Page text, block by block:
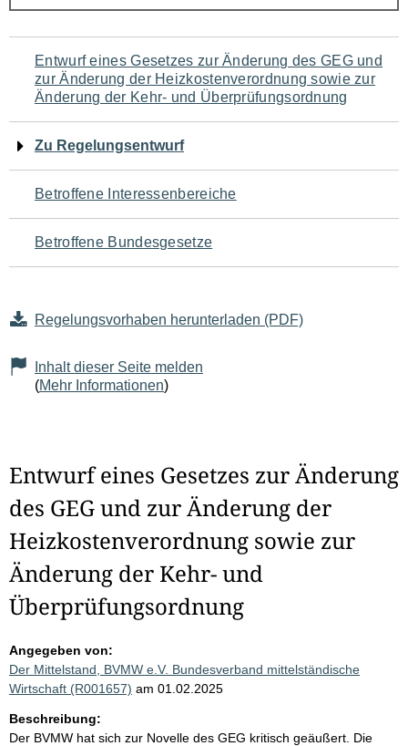
Navigation
für
den
Seiteninhalt
Entwurf eines Gesetzes zur Änderung des GEG und
zur Änderung der Heizkostenverordnung sowie zur
Änderung der Kehr- und Überprüfungsordnung
Zu Regelungsentwurf
Betroffene Interessenbereiche
Betroffene Bundesgesetze
Regelungsvorhaben herunterladen (PDF)
Inhalt dieser Seite melden
(Mehr Informationen)
Entwurf eines Gesetzes zur Änderung
des GEG und zur Änderung der
Heizkostenverordnung sowie zur
Änderung der Kehr- und
Überprüfungsordnung
Angegeben von:
Der Mittelstand, BVMW e.V. Bundesverband mittelständische
Wirtschaft (R001657) am 01.02.2025
Beschreibung:
Der BVMW hat sich zur Novelle des GEG kritisch geäußert. Die